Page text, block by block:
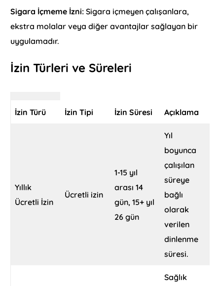
Sigara İçmeme İzni: Sigara içmeyen çalışanlara,
ekstra molalar veya diğer avantajlar sağlayan bir
uygulamadır.
İzin Türleri ve Süreleri
İzin Türü İzin Tipi İzin Süresi Açıklama
Yıllık
Ücretli İzin
Ücretli izin
1-15 yıl
arası 14
gün, 15+ yıl
26 gün
Yıl
boyunca
çalışılan
süreye
bağlı
olarak
verilen
dinlenme
süresi.
Sağlık